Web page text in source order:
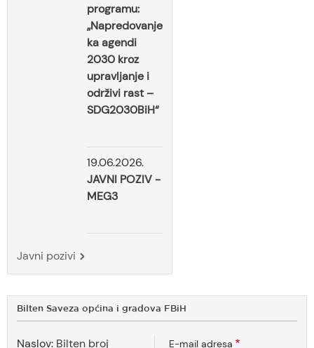
programu:
„Napredovanje
ka agendi
2030 kroz
upravljanje i
održivi rast –
SDG2030BiH“
19.06.2026.
JAVNI POZIV -
MEG3
Javni pozivi
Bilten Saveza općina i gradova FBiH
Naslov: Bilten broj
E-mail adresa